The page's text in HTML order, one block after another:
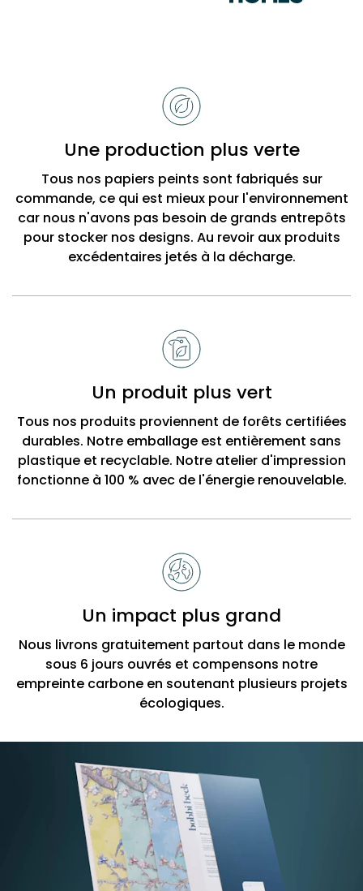
BobbiUne production plus verte
Tous nos papiers peints sont fabriqués sur
commande, ce qui est mieux pour l'environnement
car nous n'avons pas besoin de grands entrepôts
pour stocker nos designs. Au revoir aux produits
excédentaires jetés à la décharge.
Un produit plus vert
Tous nos produits proviennent de forêts certifiées
durables. Notre emballage est entièrement sans
plastique et recyclable. Notre atelier d'impression
fonctionne à 100 % avec de l'énergie renouvelable.
Un impact plus grand
Nous livrons gratuitement partout dans le monde
sous 6 jours ouvrés et compensons notre
empreinte carbone en soutenant plusieurs projets
écologiques.